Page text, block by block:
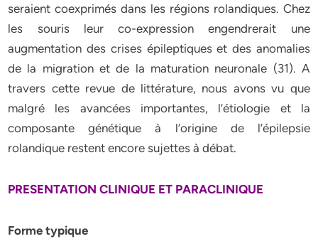
seraient coexprimés dans les régions rolandiques. Chez
les souris leur co-expression engendrerait une
augmentation des crises épileptiques et des anomalies
de la migration et de la maturation neuronale (31). A
travers cette revue de littérature, nous avons vu que
malgré les avancées importantes, l’étiologie et la
composante génétique à l’origine de l’épilepsie
rolandique restent encore sujettes à débat.
PRESENTATION CLINIQUE ET PARACLINIQUE
Forme typique